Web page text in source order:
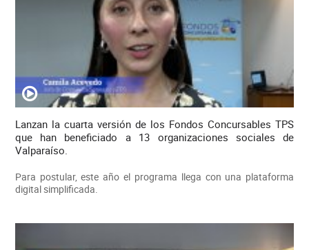
Lanzan la cuarta versión de los Fondos Concursables TPS
que han beneficiado a 13 organizaciones sociales de
Valparaíso.
Para postular, este año el programa llega con una plataforma
digital simplificada.